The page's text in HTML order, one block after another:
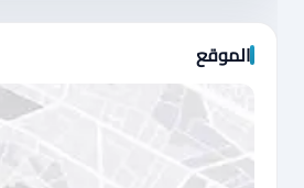
الموقع